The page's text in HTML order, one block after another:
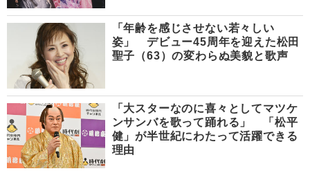
「年齢を感じさせない若々しい
姿」 デビュー45周年を迎えた松田
聖子（63）の変わらぬ美貌と歌声
「大スターなのに喜々としてマツケ
ンサンバを歌って踊れる」 「松平
健」が半世紀にわたって活躍できる
理由